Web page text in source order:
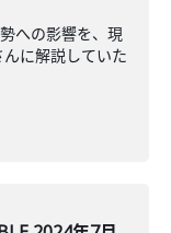
への影響を、現
に解説していた